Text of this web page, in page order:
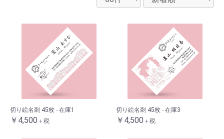
切り絵名刺 45枚 - 在庫1
￥4,500 ＋税
切り絵名刺 45枚 - 在庫3
￥4,500 ＋税